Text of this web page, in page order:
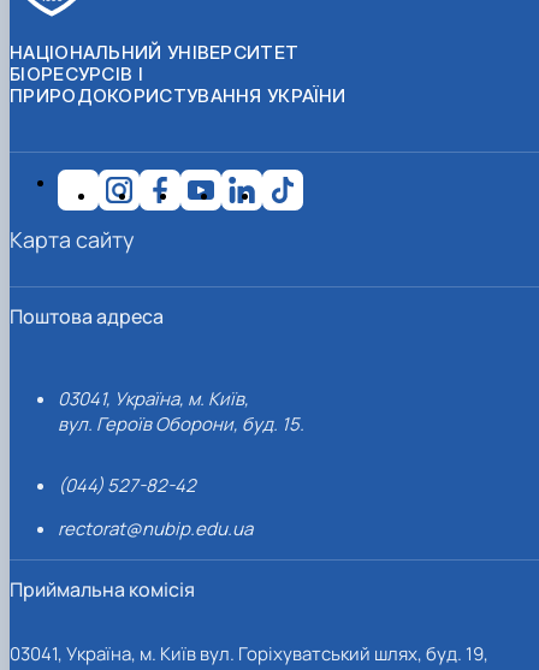
НАЦІОНАЛЬНИЙ УНІВЕРСИТЕТ
БІОРЕСУРСІВ І
ПРИРОДОКОРИСТУВАННЯ УКРАЇНИ
Поштова адреса
03041, Україна, м. Київ,
вул. Героїв Оборони, буд. 15.
(044) 527-82-42
rectorat@nubip.edu.ua
Приймальна комісія
03041, Україна, м. Київ вул. Горіхуватський шлях, буд. 19,
Карта сайту